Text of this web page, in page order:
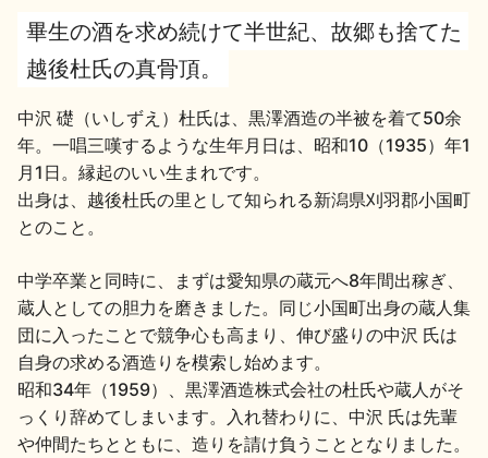
地酒用語集
お楽しみコンテンツ
歳時記 地酒蔵元会検定
畢生の酒を求め続けて半世紀、故郷も捨てた
越後杜氏の真骨頂。
中沢 礎（いしずえ）杜氏は、黒澤酒造の半被を着て50余
年。一唱三嘆するような生年月日は、昭和10（1935）年1
月1日。縁起のいい生まれです。
出身は、越後杜氏の里として知られる新潟県刈羽郡小国町
とのこと。
中学卒業と同時に、まずは愛知県の蔵元へ8年間出稼ぎ、
蔵人としての胆力を磨きました。同じ小国町出身の蔵人集
団に入ったことで競争心も高まり、伸び盛りの中沢 氏は
自身の求める酒造りを模索し始めます。
昭和34年（1959）、黒澤酒造株式会社の杜氏や蔵人がそ
っくり辞めてしまいます。入れ替わりに、中沢 氏は先輩
や仲間たちとともに、造りを請け負うこととなりました。